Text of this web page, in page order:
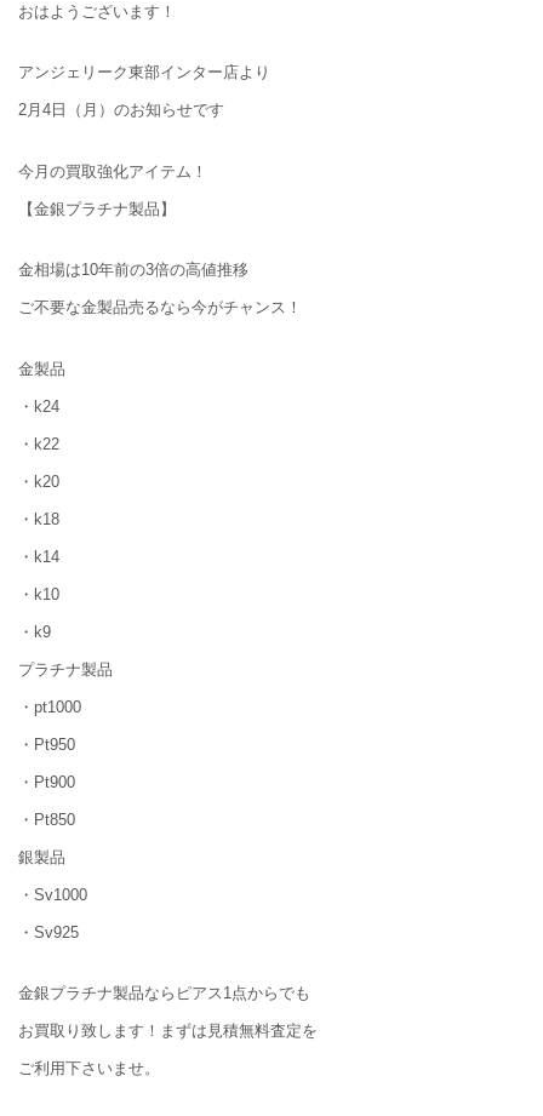
おはようございます！
アンジェリーク東部インター店より
2月4日（月）のお知らせです
今月の買取強化アイテム！
【金銀プラチナ製品】
金相場は10年前の3倍の高値推移
ご不要な金製品売るなら今がチャンス！
金製品
・k24
・k22
・k20
・k18
・k14
・k10
・k9
プラチナ製品
・pt1000
・Pt950
・Pt900
・Pt850
銀製品
・Sv1000
・Sv925
金銀プラチナ製品ならピアス1点からでも
お買取り致します！まずは見積無料査定を
ご利用下さいませ。